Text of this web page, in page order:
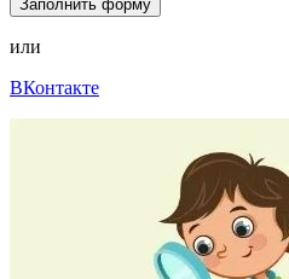
Заполнить форму
или
ВКонтакте